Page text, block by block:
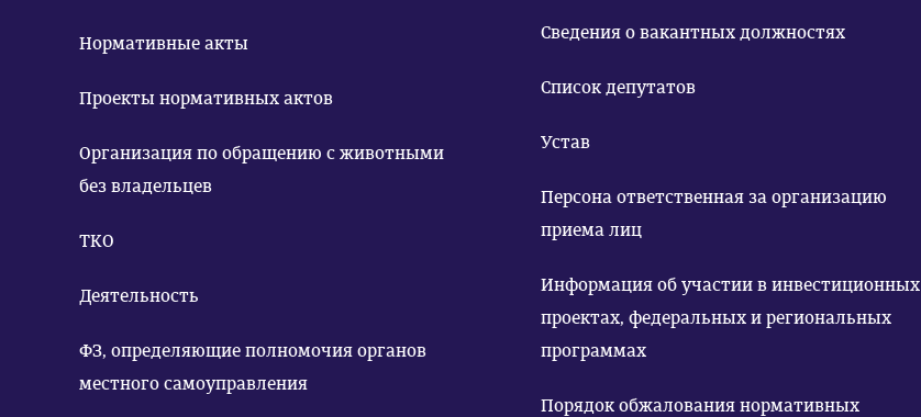
Нормативные акты
Проекты нормативных актов
Организация по обращению с животными
без владельцев
ТКО
Деятельность
ФЗ, определяющие полномочия органов
местного самоуправления
Сведения о вакантных должностях
Список депутатов
Устав
Персона ответственная за организацию
приема лиц
Информация об участии в инвестиционных
проектах, федеральных и региональных
программах
Порядок обжалования нормативных